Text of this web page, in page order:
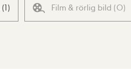
(1) Film & rörlig bild (0)